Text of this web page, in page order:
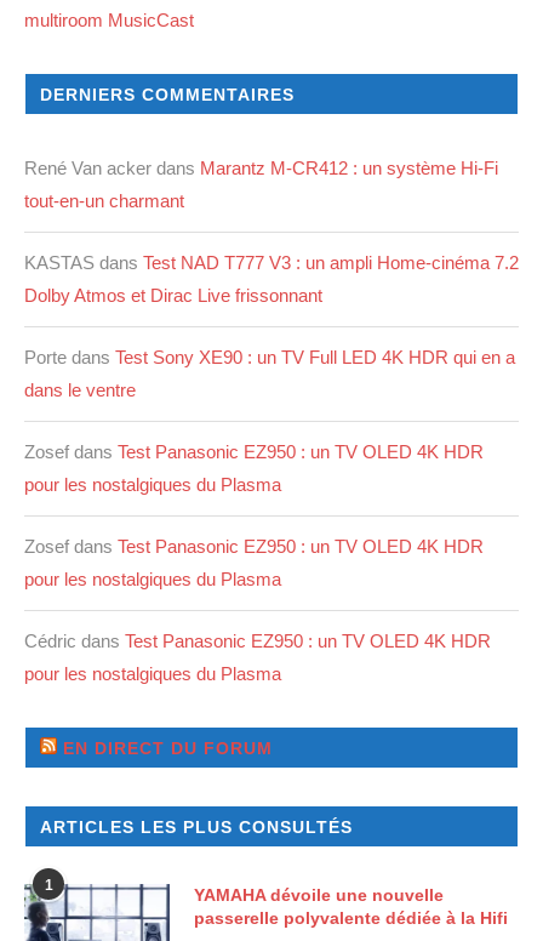
multiroom MusicCast
DERNIERS COMMENTAIRES
René Van acker dans Marantz M-CR412 : un système Hi-Fi
tout-en-un charmant
KASTAS dans Test NAD T777 V3 : un ampli Home-cinéma 7.2
Dolby Atmos et Dirac Live frissonnant
Porte dans Test Sony XE90 : un TV Full LED 4K HDR qui en a
dans le ventre
Zosef dans Test Panasonic EZ950 : un TV OLED 4K HDR
pour les nostalgiques du Plasma
Zosef dans Test Panasonic EZ950 : un TV OLED 4K HDR
pour les nostalgiques du Plasma
Cédric dans Test Panasonic EZ950 : un TV OLED 4K HDR
pour les nostalgiques du Plasma
EN DIRECT DU FORUM
ARTICLES LES PLUS CONSULTÉS
1
YAMAHA dévoile une nouvelle
passerelle polyvalente dédiée à la Hifi